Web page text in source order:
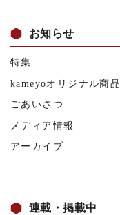
お知らせ
特集
kameyoオリジナル商品
ごあいさつ
メディア情報
アーカイブ
連載・掲載中